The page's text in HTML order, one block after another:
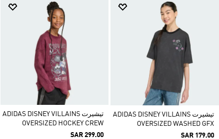
تيشيرت ADIDAS DISNEY VILLAINS
OVERSIZED WASHED GFX
SAR 179.00
تيشيرت ADIDAS DISNEY VILLAINS
OVERSIZED HOCKEY CREW
SAR 299.00